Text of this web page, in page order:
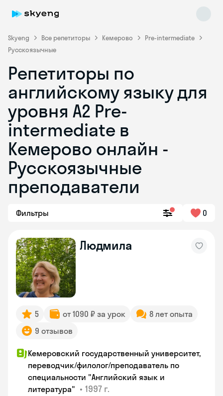
Skyeng Все репетиторы Кемерово
Pre-intermediate
Русскоязычные
Репетиторы по
английскому языку для
уровня A2 Pre-
intermediate в
Кемерово онлайн -
Русскоязычные
преподаватели
Фильтры 0
Людмила
5 от 1090 ₽ за урок
8 лет опыта
9 отзывов
Кемеровский государственный университет,
переводчик/филолог/преподаватель по
специальности "Английский язык и
литература" • 1997 г.
Skyeng Chat